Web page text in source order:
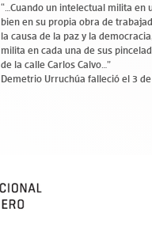
“…Cuando un intelectual milita en
bien en su propia obra de
la causa de la paz y la
milita en cada una de sus
de la calle Carlos Calvo…”
Demetrio Urruchúa falleció el 3